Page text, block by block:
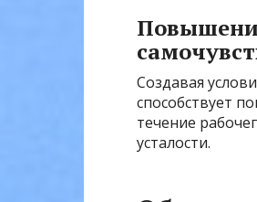
Создавая
способствует
течение
усталости.